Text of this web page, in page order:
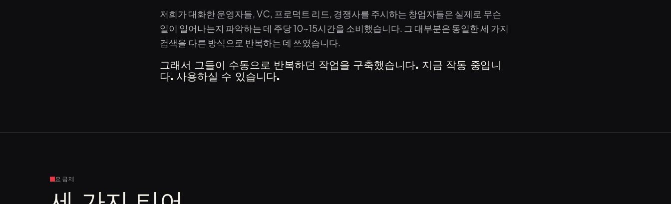
저희가 대화한 운영자들, VC, 프로덕트 리드, 경쟁사를 주시하는 창업자들은 실제로 무슨
일이 일어나는지 파악하는 데 주당 10~15시간을 소비했습니다. 그 대부분은 동일한 세 가지
검색을 다른 방식으로 반복하는 데 쓰였습니다.
그래서 그들이 수동으로 반복하던 작업을 구축했습니다. 지금 작동 중입니
다. 사용하실 수 있습니다.
요금제